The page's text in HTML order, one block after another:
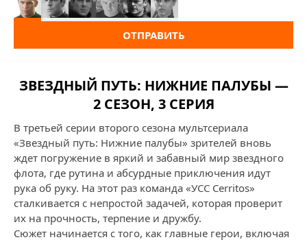
ОТПРАВИТЬ
ЗВЕЗДНЫЙ ПУТЬ: НИЖНИЕ ПАЛУБЫ —
2 СЕЗОН, 3 СЕРИЯ
В третьей серии второго сезона мультсериала
«Звездный путь: Нижние палубы» зрителей вновь
ждет погружение в яркий и забавный мир звездного
флота, где рутина и абсурдные приключения идут
рука об руку. На этот раз команда «УСС Cerritos»
сталкивается с непростой задачей, которая проверит
их на прочность, терпение и дружбу.
Сюжет начинается с того, как главные герои, включая